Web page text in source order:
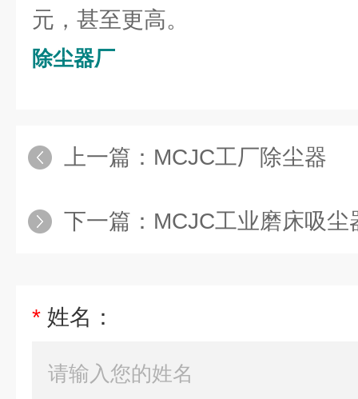
元，甚至更高。
除尘器厂
上一篇： MCJC工厂除尘器
下一篇： MCJC工业磨床吸尘
* 姓名：